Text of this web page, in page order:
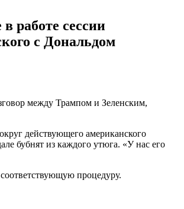
работе сессии
с Дональдом
между Трампом и Зеленским,
действующего американского
бубнят из каждого утюга. «У нас его
процедуру.